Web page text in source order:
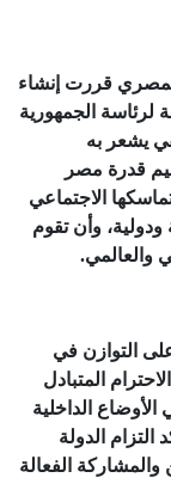
قررت إنشاء
لرئاسة الجمهورية
يشعر به
قدرة مصر
الاجتماعي
وأن تقوم
والعالمي.
التوازن في
المتبادل
الداخلية
الدولة
والمشاركة الفعالة